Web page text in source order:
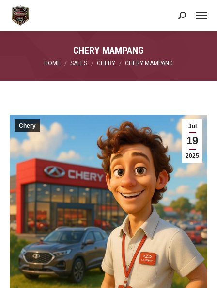
Search:
CHERY MAMPANG
You are here:
HOME SALES CHERY CHERY MAMPANG
Jul
19
2025
Chery